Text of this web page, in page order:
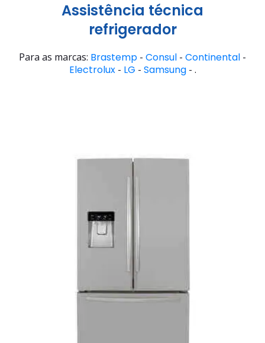
Assistência técnica
refrigerador
Para as marcas: Brastemp - Consul - Continental -
Electrolux- LG - Samsung- .